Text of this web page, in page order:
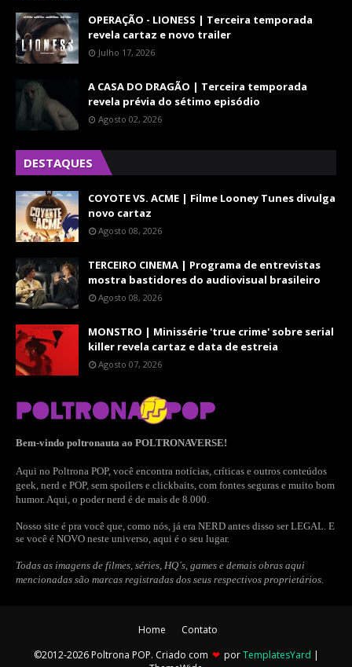
OPERAÇÃO - LIONESS | Terceira temporada
revela cartaz e novo trailer
Julho 17, 2026
A CASA DO DRAGÃO | Terceira temporada
revela prévia do sétimo episódio
Agosto 02, 2026
DESTAQUES
COYOTE VS. ACME | Filme Looney Tunes divulga
novo cartaz
Agosto 08, 2026
TERCEIRO CINEMA | Programa de entrevistas
mostra bastidores do audiovisual brasileiro
Agosto 08, 2026
MONSTRO | Minissérie 'true crime' sobre serial
killer revela cartaz e data de estreia
Agosto 07, 2026
Bem-vindo poltronauta ao POLTRONAVERSE!
Aqui no Poltrona POP, você encontra notícias, críticas e outros conteúdos
geek, nerd e POP, sem spoilers e clickbaits, com fontes seguras e muito bom
humor. Aqui, o poder nerd é de mais de 8.000.
Nosso site é pra você que, como nós, já era NERD antes disso ser LEGAL. E
se você é NOVO neste universo, aqui é o seu lugar.
Todas as imagens de filmes, séries, HQ´s, games e demais obras aqui
mencionadas são marcas registradas dos seus respectivos proprietários.
Home
Contato
©2012-2026 Poltrona POP. Criado com ❤ porTemplatesYard |